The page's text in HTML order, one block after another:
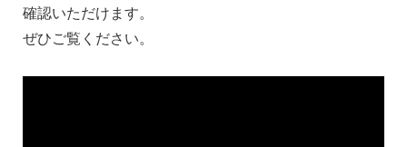
確認いただけます。
ぜひご覧ください。